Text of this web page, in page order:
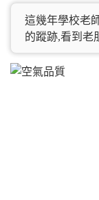
這幾年學校老
的蹤跡,看到老